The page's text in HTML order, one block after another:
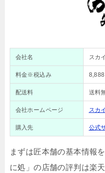
会社名 スカ
料金※税込み
配送料 送料
会社ホームページ スカ
購入先 公式
まずは匠本舗の基本情報
に処」の店舗の評判は楽